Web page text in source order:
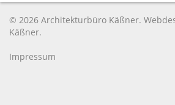
© 2026 Architekturbüro Käßner.
Käßner.
Impressum